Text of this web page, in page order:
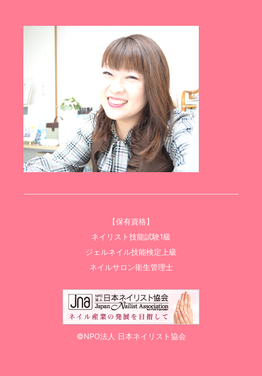
【保有資格】
ネイリスト技能試験1級
ジェルネイル技能検定上級
ネイルサロン衛生管理士
©NPO法人 日本ネイリスト協会